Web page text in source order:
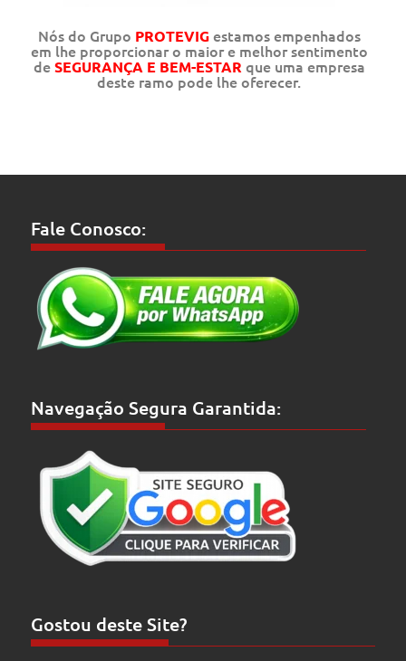
Nós do Grupo PROTEVIGestamos empenhados
em lhe proporcionar o maior e melhor sentimento
deSEGURANÇA E BEM-ESTAR que uma empresa
deste ramo pode lhe oferecer.
Fale Conosco:
Navegação Segura Garantida:
Gostou deste Site?